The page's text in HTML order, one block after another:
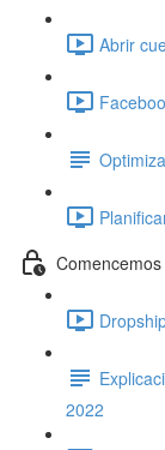
Abrir
2022